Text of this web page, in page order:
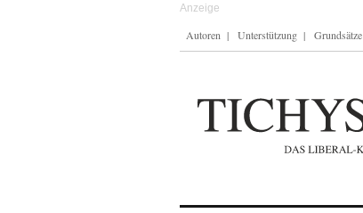
Autoren Unterstützung Grundsätze